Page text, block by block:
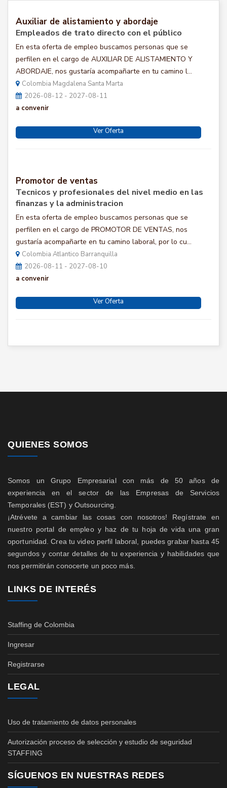
Auxiliar de alistamiento y abordaje
Empleados de trato directo con el público
En esta oferta de empleo buscamos personas que se
perfilen en el cargo de AUXILIAR DE ALISTAMIENTO Y
ABORDAJE, nos gustaría acompañarte en tu camino l...
Colombia Magdalena Santa Marta
2026-08-12 - 2027-08-11
a convenir
Ver Oferta
Promotor de ventas
Tecnicos y profesionales del nivel medio en las
finanzas y la administracion
En esta oferta de empleo buscamos personas que se
perfilen en el cargo de PROMOTOR DE VENTAS, nos
gustaría acompañarte en tu camino laboral, por lo cu...
Colombia Atlantico Barranquilla
2026-08-11 - 2027-08-10
a convenir
Ver Oferta
QUIENES SOMOS
Somos un Grupo Empresarial con más de 50 años de
experiencia en el sector de las Empresas de Servicios
Temporales (EST) y Outsourcing.
¡Atrévete a cambiar las cosas con nosotros! Regístrate en
nuestro portal de empleo y haz de tu hoja de vida una gran
oportunidad. Crea tu video perfil laboral, puedes grabar hasta 45
segundos y contar detalles de tu experiencia y habilidades que
nos permitirán conocerte un poco más.
LINKS DE INTERÉS
Staffing de Colombia
Ingresar
Registrarse
LEGAL
Uso de tratamiento de datos personales
Autorización proceso de selección y estudio de seguridad
STAFFING
SÍGUENOS EN NUESTRAS REDES